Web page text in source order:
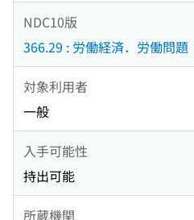
NDC10版
366.29 : 労働経済．労働問題
対象利用者
一般
入手可能性
持出可能
所蔵機関